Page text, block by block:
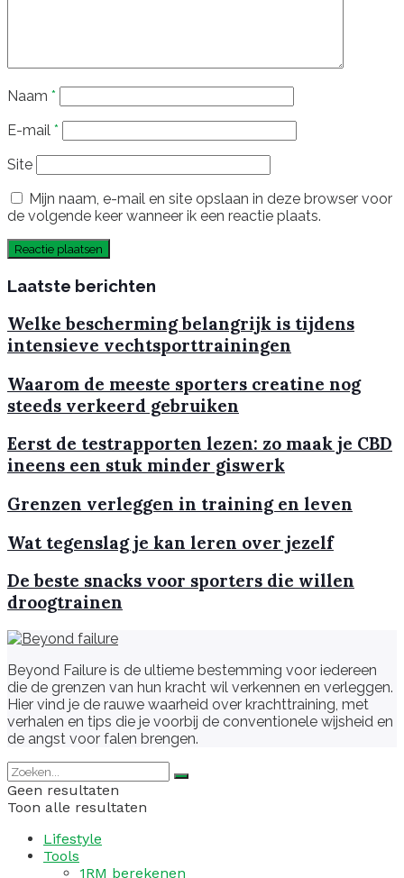
Naam *
E-mail *
Site
Mijn naam, e-mail en site opslaan in deze browser voor
de volgende keer wanneer ik een reactie plaats.
Laatste berichten
Welke bescherming belangrijk is tijdens
intensieve vechtsporttrainingen
Waarom de meeste sporters creatine nog
steeds verkeerd gebruiken
Eerst de testrapporten lezen: zo maak je CBD
ineens een stuk minder giswerk
Grenzen verleggen in training en leven
Wat tegenslag je kan leren over jezelf
De beste snacks voor sporters die willen
droogtrainen
Beyond Failure is de ultieme bestemming voor iedereen
die de grenzen van hun kracht wil verkennen en verleggen.
Hier vind je de rauwe waarheid over krachttraining, met
verhalen en tips die je voorbij de conventionele wijsheid en
de angst voor falen brengen.
Geen resultaten
Toon alle resultaten
Lifestyle
Tools
1RM berekenen